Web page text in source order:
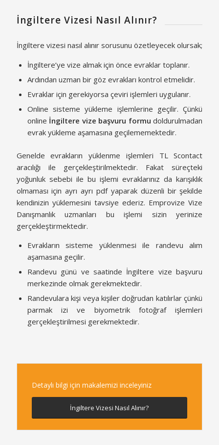
İngiltere Vizesi Nasıl Alınır?
İngiltere vizesi nasıl alınır sorusunu özetleyecek olursak;
İngiltere’ye vize almak için önce evraklar toplanır.
Ardından uzman bir göz evrakları kontrol etmelidir.
Evraklar için gerekiyorsa çeviri işlemleri uygulanır.
Online sisteme yükleme işlemlerine geçilir. Çünkü
online İngiltere vize başvuru formu doldurulmadan
evrak yükleme aşamasına geçilememektedir.
Genelde evrakların yüklenme işlemleri TL Scontact
aracılığı ile gerçekleştirilmektedir. Fakat süreçteki
yoğunluk sebebi ile bu işlemi evraklarınız da karışıklık
olmaması için ayrı ayrı pdf yaparak düzenli bir şekilde
kendinizin yüklemesini tavsiye ederiz. Emprovize Vize
Danışmanlık uzmanları bu işlemi sizin yerinize
gerçekleştirmektedir.
Evrakların sisteme yüklenmesi ile randevu alım
aşamasına geçilir.
Randevu günü ve saatinde İngiltere vize başvuru
merkezinde olmak gerekmektedir.
Randevulara kişi veya kişiler doğrudan katılırlar çünkü
parmak izi ve biyometrik fotoğraf işlemleri
gerçekleştirilmesi gerekmektedir.
Detaylı bilgi için makalemizi inceleyiniz
İngiltere Vizesi Nasıl Alınır?